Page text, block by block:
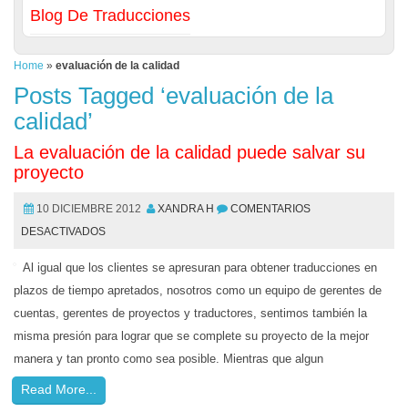
Blog De Traducciones
Home » evaluación de la calidad
Posts Tagged ‘evaluación de la
calidad’
La evaluación de la calidad puede salvar su
proyecto
10 DICIEMBRE 2012 XANDRA H
COMENTARIOS
DESACTIVADOS
Al igual que los clientes se apresuran para obtener traducciones en
plazos de tiempo apretados, nosotros como un equipo de gerentes de
cuentas, gerentes de proyectos y traductores, sentimos también la
misma presión para lograr que se complete su proyecto de la mejor
manera y tan pronto como sea posible. Mientras que algun
Read More...